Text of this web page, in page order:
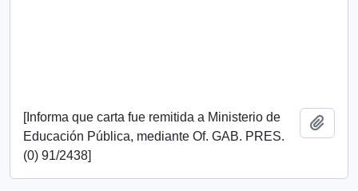
[Informa que carta fue remitida a Ministerio de
Educación Pública, mediante Of. GAB. PRES.
(0) 91/2438]